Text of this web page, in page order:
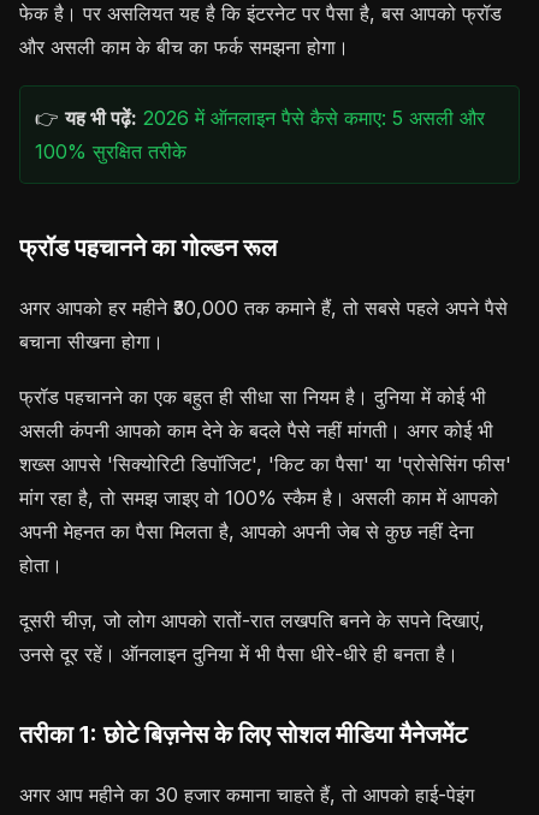
फेक है। पर असलियत यह है कि इंटरनेट पर पैसा है, बस आपको फ्रॉड
और असली काम के बीच का फर्क समझना होगा।
👉यह भी पढ़ें: 2026 में ऑनलाइन पैसे कैसे कमाए: 5 असली और
100% सुरक्षित तरीके
फ्रॉड पहचानने का गोल्डन रूल
अगर आपको हर महीने ₹30,000 तक कमाने हैं, तो सबसे पहले अपने पैसे
बचाना सीखना होगा।
फ्रॉड पहचानने का एक बहुत ही सीधा सा नियम है। दुनिया में कोई भी
असली कंपनी आपको काम देने के बदले पैसे नहीं मांगती। अगर कोई भी
शख्स आपसे 'सिक्योरिटी डिपॉजिट', 'किट का पैसा' या 'प्रोसेसिंग फीस'
मांग रहा है, तो समझ जाइए वो 100% स्कैम है। असली काम में आपको
अपनी मेहनत का पैसा मिलता है, आपको अपनी जेब से कुछ नहीं देना
होता।
दूसरी चीज़, जो लोग आपको रातों-रात लखपति बनने के सपने दिखाएं,
उनसे दूर रहें। ऑनलाइन दुनिया में भी पैसा धीरे-धीरे ही बनता है।
तरीका 1: छोटे बिज़नेस के लिए सोशल मीडिया मैनेजमेंट
अगर आप महीने का 30 हजार कमाना चाहते हैं, तो आपको हाई-पेइंग